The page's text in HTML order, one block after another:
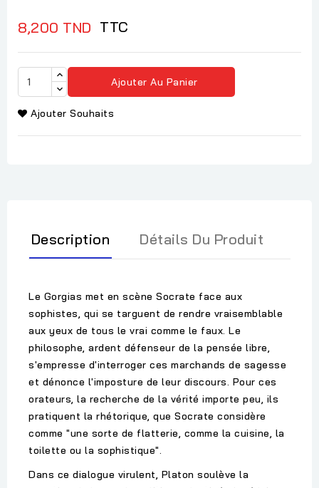
8,200 TND TTC
Ajouter Au Panier
Ajouter Souhaits
Description Détails Du Produit
Le Gorgias met en scène Socrate face aux
sophistes, qui se targuent de rendre vraisemblable
aux yeux de tous le vrai comme le faux. Le
philosophe, ardent défenseur de la pensée libre,
s'empresse d'interroger ces marchands de sagesse
et dénonce l'imposture de leur discours. Pour ces
orateurs, la recherche de la vérité importe peu, ils
pratiquent la rhétorique, que Socrate considère
comme "une sorte de flatterie, comme la cuisine, la
toilette ou la sophistique".
Dans ce dialogue virulent, Platon soulève la